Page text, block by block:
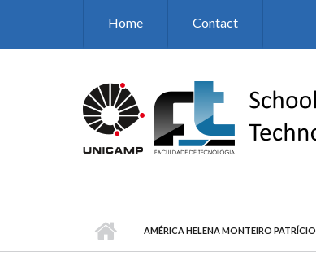
Home Contact
AMÉRICA HELENA MONTEIRO PATRÍCIO